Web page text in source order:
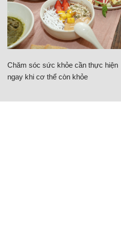
Chăm sóc sức khỏe cần thực hiện
ngay khi cơ thể còn khỏe